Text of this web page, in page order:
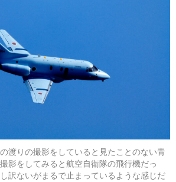
渡りの撮影をしていると見たことのない青
影をしてみると航空自衛隊の飛行機だっ
訳ないがまるで止まっているような感じだ